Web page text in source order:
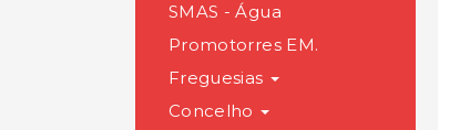
SMAS - Água
Promotorres EM.
Freguesias
Concelho